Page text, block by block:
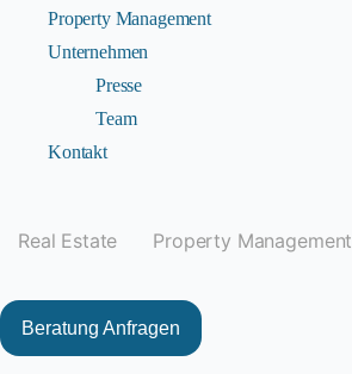
Property Management
Unternehmen
Presse
Team
Kontakt
Real Estate Property Management
Beratung Anfragen